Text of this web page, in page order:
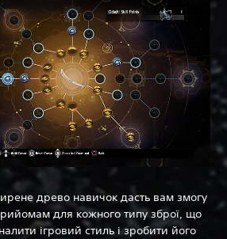
древо навичок дасть вам змогу
для кожного типу зброї, що
ігровий стиль і зробити його